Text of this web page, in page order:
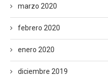
marzo 2020
febrero 2020
enero 2020
diciembre 2019